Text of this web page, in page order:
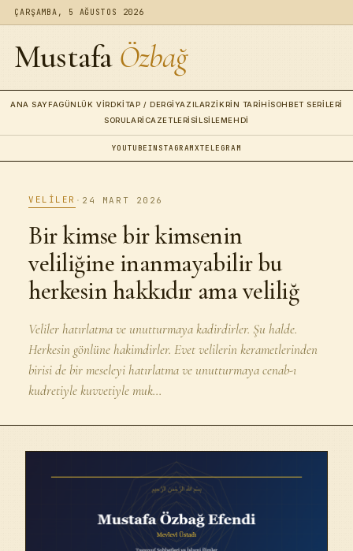
ÇARŞAMBA, 5 AĞUSTOS 2026
Mustafa Özbağ
ANA SAYFAGÜNLÜK VIRDKITAP / DERGIYAZILARZIKRIN TARIHISOHBET SERILERI
SORULARİCAZETLERISILSILEMEHDI
YOUTUBEINSTAGRAMXTELEGRAM
VELILER · 24 MART 2026
Bir kimse bir kimsenin
veliliğine inanmayabilir bu
herkesin hakkıdır ama veliliğ
Veliler hatırlatma ve unutturmaya kadirdirler. Şu halde.
Herkesin gönlüne hakimdirler. Evet velilerin kerametlerinden
birisi de bir meseleyi hatırlatma ve unutturmaya cenab-ı
kudretiyle kuvvetiyle muk...